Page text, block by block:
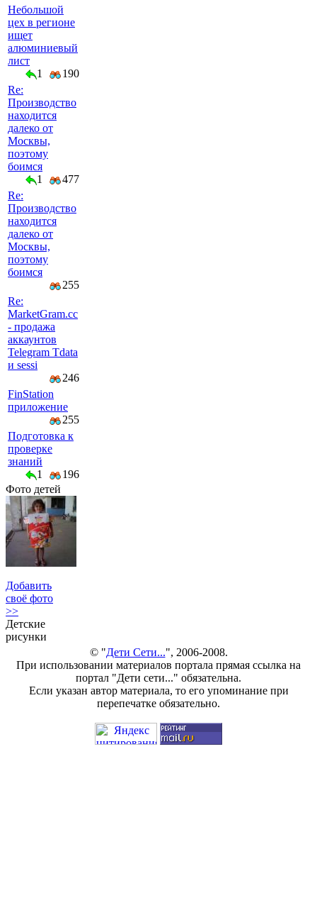
Небольшой
цех в регионе
ищет
алюминиевый
лист
1
190
Re:
Производство
находится
далеко от
Москвы,
поэтому
боимся
1
477
Re:
Производство
находится
далеко от
Москвы,
поэтому
боимся
255
Re:
MarketGram.cc
- продажа
аккаунтов
Telegram Tdata
и sessi
246
FinStation
приложение
255
Подготовка к
проверке
знаний
1
196
Фото детей
Добавить
своё фото
>>
Детские
рисунки
© "Дети Сети...", 2006-2008.
При использовании материалов портала прямая ссылка на
портал "Дети сети..." обязательна.
Если указан автор материала, то его упоминание при
перепечатке обязательно.